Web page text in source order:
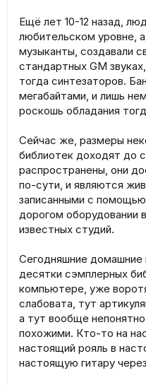
Ещё лет 10-12 назад,
любительском уровне,
музыканты, создавали
стандартных GM
тогда синтезаторов.
мегабайтами, и лишь
роскошь обладания
Сейчас же, размеры
библиотек доходят до
распространены, они
по-сути, и являются
записанными с
дорогом оборудовании
известных студий.
Сегодняшние домашние
десятки сэмплерных
компьютере, уже
слабовата, тут
а тут вообще
похожими. Кто-то на
настоящий рояль в
настоящую гитару